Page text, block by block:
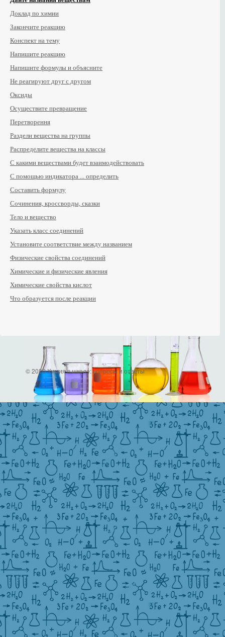
Доклад по химии
Закончите реакцию
Конспект на тему
Напишите реакцию
Напишите формулы и объясните
Не реагируют друг с другом
Оксиды
Осуществите превращение
Перетворення
Раздели вещества на группы
Распределите вещества на классы
С какими веществами будет взаимодействовать
С помощью индикатора ... определить
Составить формулу
Сочинения, кроссворды, сказки
Тело и вещество
Указать класс соединений
Установите соответствие между названием
Физические свойства соединений
Химические и физические явления
Химические свойства кислот
Что образуется после реакции
© 2026 Химия в школе: вопросы и ответы